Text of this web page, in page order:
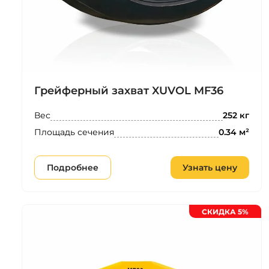
Грейферный захват XUVOL MF36
Вес 252 кг
Площадь сечения 0.34 м²
Подробнее Узнать цену
СКИДКА 5%